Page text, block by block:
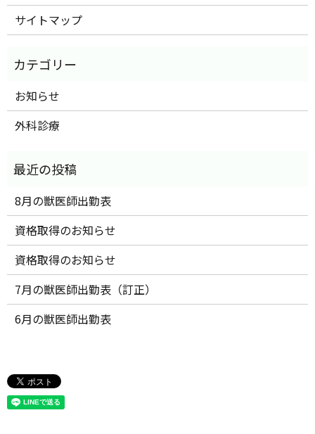
サイトマップ
お知らせ
外科診療
8月の獣医師出勤表
資格取得のお知らせ
資格取得のお知らせ
7月の獣医師出勤表（訂正）
6月の獣医師出勤表